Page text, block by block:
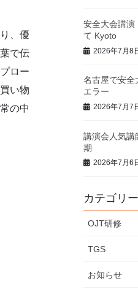
、優
で伝
ロー
い物
の中
安全大会講演
て Kyoto
2026年7月8
名古屋で安全
エラー
2026年7月7
講演会人気講
期
2026年7月6
カテゴリー
OJT研修
TGS
お知らせ